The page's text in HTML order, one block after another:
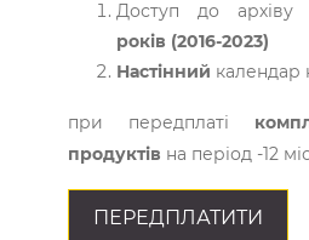
Доступ до архіву
років (2016-2023)
Настінний календар
при передплаті
продуктів на період -12
ПЕРЕДПЛАТИТИ